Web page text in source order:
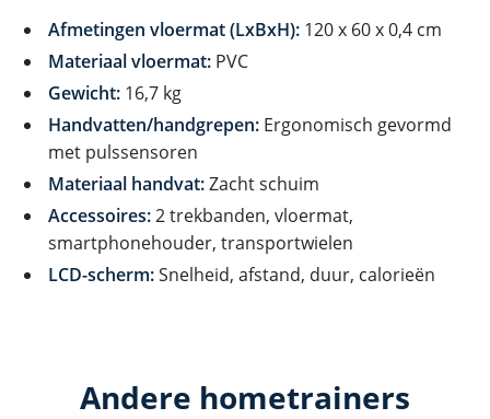
Afmetingen vloermat (LxBxH): 120 x 60 x 0,4 cm
Materiaal vloermat: PVC
Gewicht: 16,7 kg
Handvatten/handgrepen: Ergonomisch gevormd
met pulssensoren
Materiaal handvat:Zacht schuim
Accessoires:2 trekbanden, vloermat,
smartphonehouder, transportwielen
LCD-scherm:Snelheid, afstand, duur, calorieën
Andere hometrainers